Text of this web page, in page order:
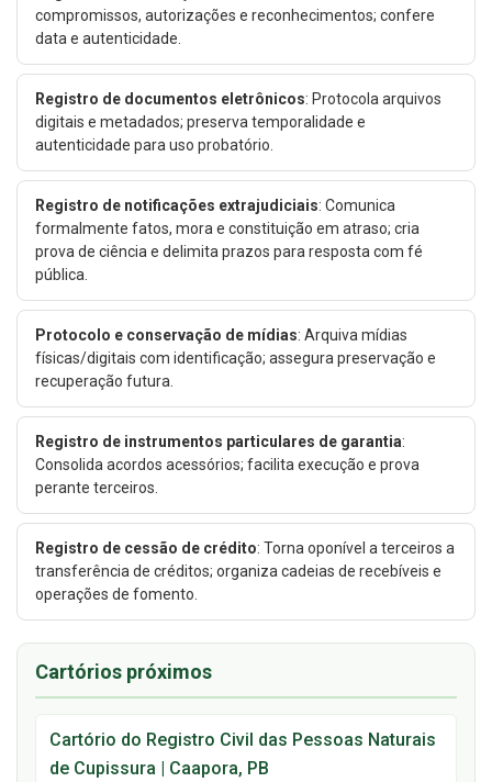
compromissos, autorizações e reconhecimentos; confere
data e autenticidade.
Registro de documentos eletrônicos: Protocola arquivos
digitais e metadados; preserva temporalidade e
autenticidade para uso probatório.
Registro de notificações extrajudiciais: Comunica
formalmente fatos, mora e constituição em atraso; cria
prova de ciência e delimita prazos para resposta com fé
pública.
Protocolo e conservação de mídias: Arquiva mídias
físicas/digitais com identificação; assegura preservação e
recuperação futura.
Registro de instrumentos particulares de garantia:
Consolida acordos acessórios; facilita execução e prova
perante terceiros.
Registro de cessão de crédito: Torna oponível a terceiros a
transferência de créditos; organiza cadeias de recebíveis e
operações de fomento.
Cartórios próximos
Cartório do Registro Civil das Pessoas Naturais
de Cupissura | Caapora, PB